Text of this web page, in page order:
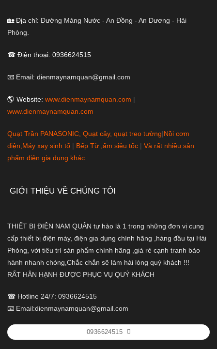
🏡 Địa chỉ: Đường Máng Nước - An Đồng - An Dương - Hải
Phòng.
☎ Điện thoại: 0936624515
📧 Email: dienmaynamquan@gmail.com
🌎 Website: www.dienmaynamquan.com |
www.dienmaynamquan.com
Quạt Trần PANASONIC, Quạt cây, quạt treo tường|Nồi cơm
điện,Máy xay sinh tố | Bếp Từ ,ấm siêu tốc | Và rất nhiều sản
phẩm điện gia dụng khác
GIỚI THIỆU VỀ CHÚNG TÔI
THIẾT BỊ ĐIỆN NAM QUÂN tự hào là 1 trong những đơn vị cung
cấp thiết bị điện máy, điện gia dụng chính hãng ,hàng đầu tại Hải
Phòng, với tiêu trí sản phẩm chính hãng ,giá rẻ cạnh tranh bảo
hành nhanh chóng,Chắc chắn sẽ làm hài lòng quý khách !!!
RẤT HÂN HẠNH ĐƯỢC PHỤC VỤ QUÝ KHÁCH
☎ Hotline 24/7: 0936624515
📧 Email:dienmaynamquan@gmail.com
0936624515